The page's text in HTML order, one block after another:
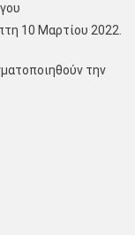
10 Μαρτίου 2022.
την